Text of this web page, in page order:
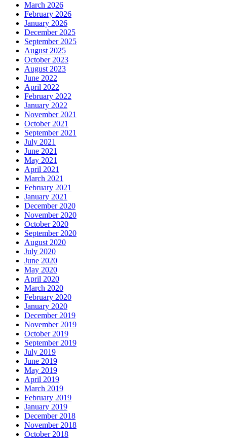
March 2026
February 2026
January 2026
December 2025
September 2025
August 2025
October 2023
August 2023
June 2022
April 2022
February 2022
January 2022
November 2021
October 2021
September 2021
July 2021
June 2021
May 2021
April 2021
March 2021
February 2021
January 2021
December 2020
November 2020
October 2020
September 2020
August 2020
July 2020
June 2020
May 2020
April 2020
March 2020
February 2020
January 2020
December 2019
November 2019
October 2019
September 2019
July 2019
June 2019
May 2019
April 2019
March 2019
February 2019
January 2019
December 2018
November 2018
October 2018